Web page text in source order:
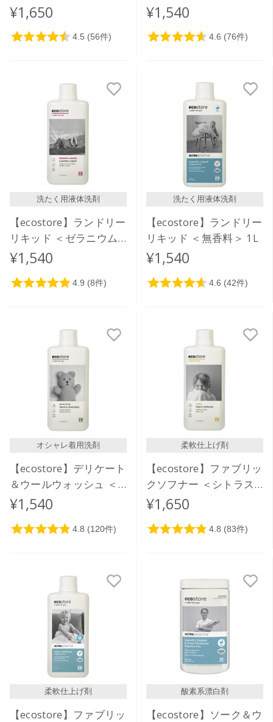
ー925mL
¥1,650
1L
¥1,540
洗たく用液体洗剤
【ecostore】ランドリー
リキッド ＜ゼラニウム
＆オレンジ＞1L
¥1,540
洗たく用液体洗剤
【ecostore】ランドリー
リキッド ＜無香料＞ 1L
¥1,540
オシャレ着用洗剤
【ecostore】デリケート
＆ウールウォッシュ ＜
おしゃれ着用＞1L
¥1,540
柔軟仕上げ剤
【ecostore】ファブリッ
クソフナー ＜シトラス
＞ 1L
¥1,650
柔軟仕上げ剤
【ecostore】ファブリッ
酸素系漂白剤
【ecostore】ソーク＆ウ